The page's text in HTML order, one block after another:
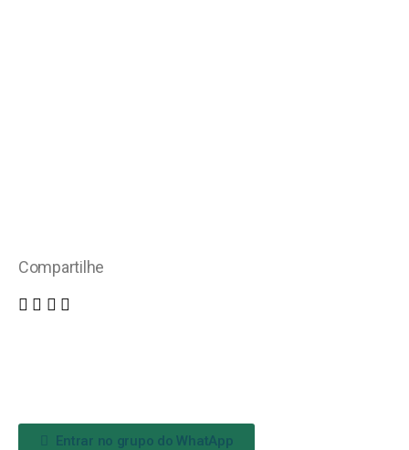
Compartilhe
Entrar no grupo do WhatApp